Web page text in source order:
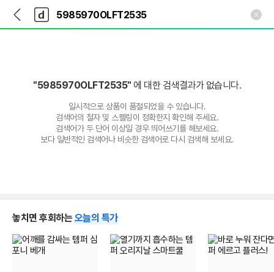
다
나
와
가
다
와
"5985970OLFT2535" 에 대한 검색결과가 없습니다.
일시적으로 상품이 품절되었을 수 있습니다.
검색어의 철자 및 스펠링이 정확한지 확인해 주세요.
검색어가 두 단어 이상일 경우 띄어쓰기를 해보세요.
보다 일반적인 검색어나 비슷한 검색어로 다시 검색해 보세요.
놓치면 후회하는 오늘의 특가